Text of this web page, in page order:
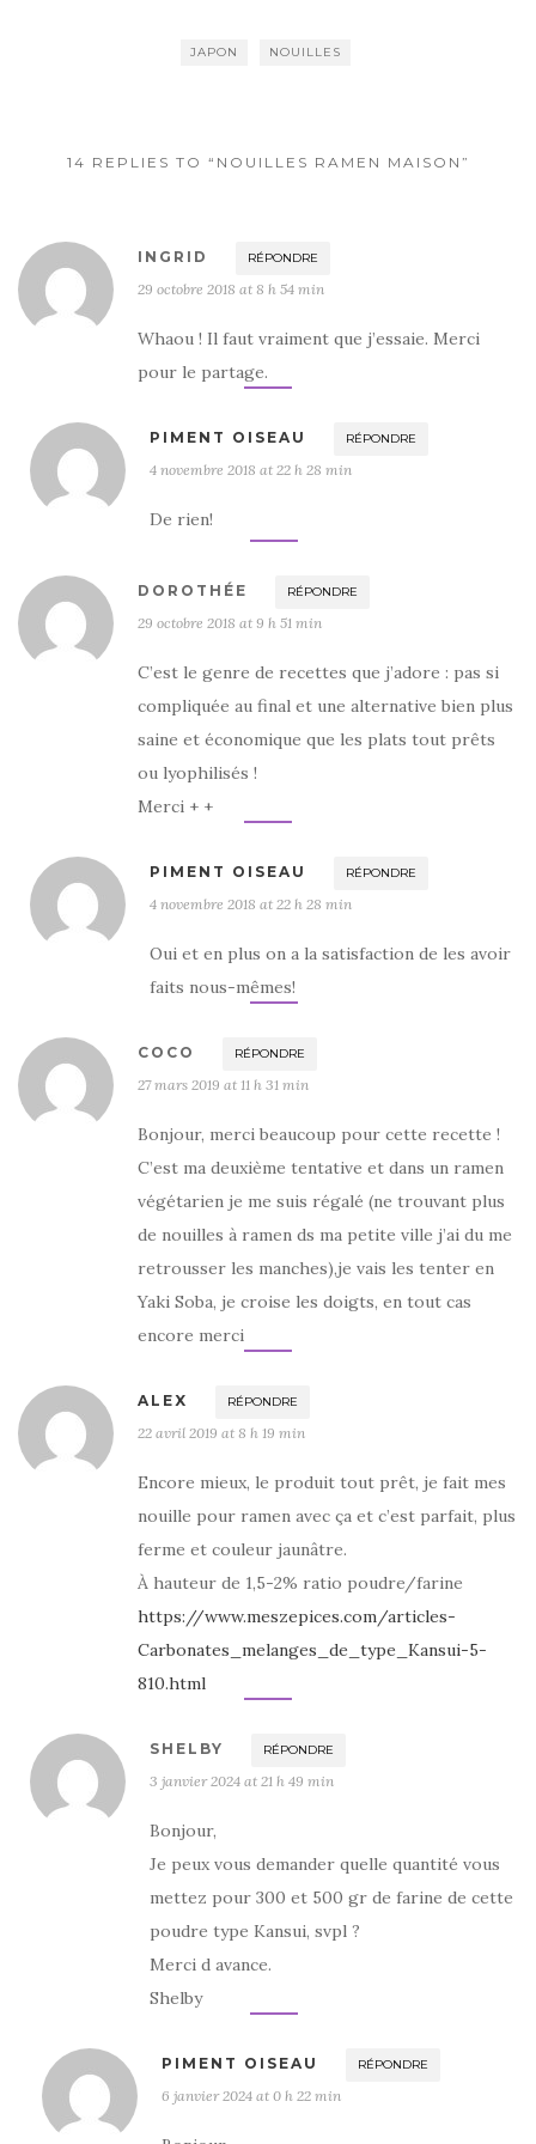
k
erJAPON NOUILLES
14 REPLIES TO “NOUILLES RAMEN MAISON”
INGRID RÉPONDRE
29 octobre 2018 at 8 h 54 min
Whaou ! Il faut vraiment que j’essaie. Merci
pour le partage.
PIMENT OISEAU RÉPONDRE
4 novembre 2018 at 22 h 28 min
De rien!
DOROTHÉE RÉPONDRE
29 octobre 2018 at 9 h 51 min
C’est le genre de recettes que j’adore : pas si
compliquée au final et une alternative bien plus
saine et économique que les plats tout prêts
ou lyophilisés !
Merci + +
PIMENT OISEAU RÉPONDRE
4 novembre 2018 at 22 h 28 min
Oui et en plus on a la satisfaction de les avoir
faits nous-mêmes!
COCO RÉPONDRE
27 mars 2019 at 11 h 31 min
Bonjour, merci beaucoup pour cette recette !
C’est ma deuxième tentative et dans un ramen
végétarien je me suis régalé (ne trouvant plus
de nouilles à ramen ds ma petite ville j’ai du me
retrousser les manches),je vais les tenter en
Yaki Soba, je croise les doigts, en tout cas
encore merci
ALEX RÉPONDRE
22 avril 2019 at 8 h 19 min
Encore mieux, le produit tout prêt, je fait mes
nouille pour ramen avec ça et c’est parfait, plus
ferme et couleur jaunâtre.
À hauteur de 1,5-2% ratio poudre/farine
https://www.meszepices.com/articles-
Carbonates_melanges_de_type_Kansui-5-
810.html
SHELBY RÉPONDRE
3 janvier 2024 at 21 h 49 min
Bonjour,
Je peux vous demander quelle quantité vous
mettez pour 300 et 500 gr de farine de cette
poudre type Kansui, svpl ?
Merci d avance.
Shelby
PIMENT OISEAU RÉPONDRE
6 janvier 2024 at 0 h 22 min